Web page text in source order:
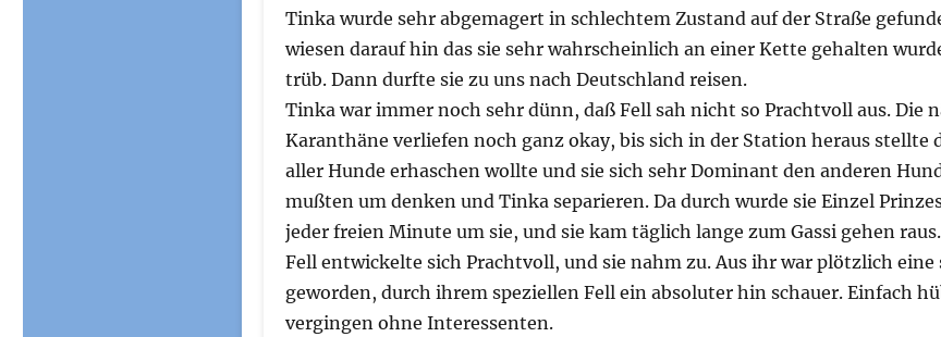
Tinka wurde sehr abgemagert in schlechtem Zustand auf der Straße
wiesen darauf hin das sie sehr wahrscheinlich an einer Kette gehalten
trüb. Dann durfte sie zu uns nach Deutschland reisen.
Tinka war immer noch sehr dünn, daß Fell sah nicht so Prachtvoll aus. Die
Karanthäne verliefen noch ganz okay, bis sich in der Station heraus stellte
aller Hunde erhaschen wollte und sie sich sehr Dominant den anderen
mußten um denken und Tinka separieren. Da durch wurde sie Einzel
jeder freien Minute um sie, und sie kam täglich lange zum Gassi gehen
Fell entwickelte sich Prachtvoll, und sie nahm zu. Aus ihr war plötzlich eine
geworden, durch ihrem speziellen Fell ein absoluter hin schauer. Einfach
vergingen ohne Interessenten.